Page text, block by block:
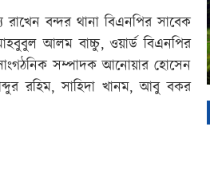
বন্দর থানা বিএনপির সাবেক
আলম বাচ্চু, ওয়ার্ড বিএনপির
সম্পাদক আনোয়ার হোসেন
রহিম, সাহিদা খানম, আবু বকর